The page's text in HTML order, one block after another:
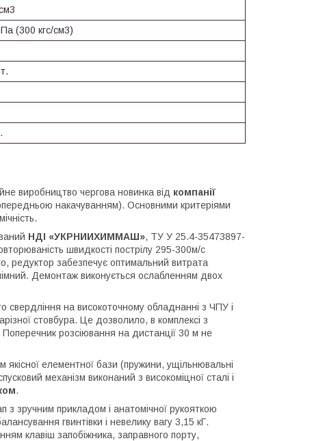
(300 кгс/см3)
виробництво чергова новинка від компанії
накачуванням). Основними критеріями
НДІ «УКРНИИХИММАШ», ТУ У 25.4-35473897-
швидкості пострілу 295-300м/с
редуктор забезпечує оптимальний витрата
Демонтаж виконується ослабленням двох
свердління на високоточному обладнанні з ЧПУ і
стовбура. Це дозволило, в комплексі з
розсіювання на дистанції 30 м не
якісної елементної бази (пружини, ущільнювальні
механізм виконаний з високоміцної сталі і
.
з зручним прикладом і анатомічної рукояткою
гвинтівки і невелику вагу 3,15 кГ.
клавіш запобіжника, заправного порту,